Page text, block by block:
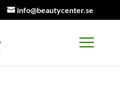
info@beautycenter.se